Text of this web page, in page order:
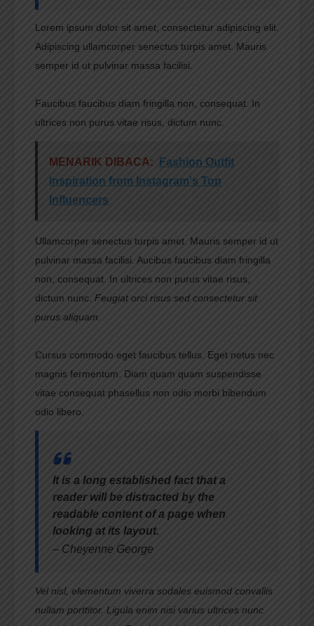
Lorem ipsum dolor sit amet, consectetur adipiscing elit.
Adipiscing ullamcorper senectus turpis amet. Mauris
semper id ut pulvinar massa facilisi.
Faucibus faucibus diam fringilla non, consequat. In
ultrices non purus vitae risus, dictum nunc.
MENARIK DIBACA:
Fashion Outfit
Inspiration from Instagram's Top
Influencers
Ullamcorper senectus turpis amet. Mauris semper id ut
pulvinar massa facilisi. Aucibus faucibus diam fringilla
non, consequat. In ultrices non purus vitae risus,
dictum nunc. Feugiat orci risus sed consectetur sit
purus aliquam.
Cursus commodo eget faucibus tellus. Eget netus nec
magnis fermentum. Diam quam quam suspendisse
vitae consequat phasellus non odio morbi bibendum
odio libero.
It is a long established fact that a
reader will be distracted by the
readable content of a page when
looking at its layout.
– Cheyenne George
Vel nisl, elementum viverra sodales euismod convallis
nullam porttitor. Ligula enim nisi varius ultrices nunc